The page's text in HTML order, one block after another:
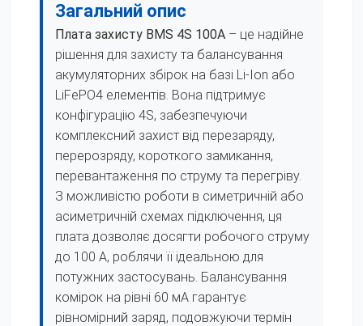
Загальний опис
Плата захисту BMS 4S 100A – це надійне
рішення для захисту та балансування
акумуляторних збірок на базі Li-Ion або
LiFePO4 елементів. Вона підтримує
конфігурацію 4S, забезпечуючи
комплексний захист від перезаряду,
перерозряду, короткого замикання,
перевантаження по струму та перегріву.
З можливістю роботи в симетричній або
асиметричній схемах підключення, ця
плата дозволяє досягти робочого струму
до 100 А, роблячи її ідеальною для
потужних застосувань. Балансування
комірок на рівні 60 мА гарантує
рівномірний заряд, подовжуючи термін